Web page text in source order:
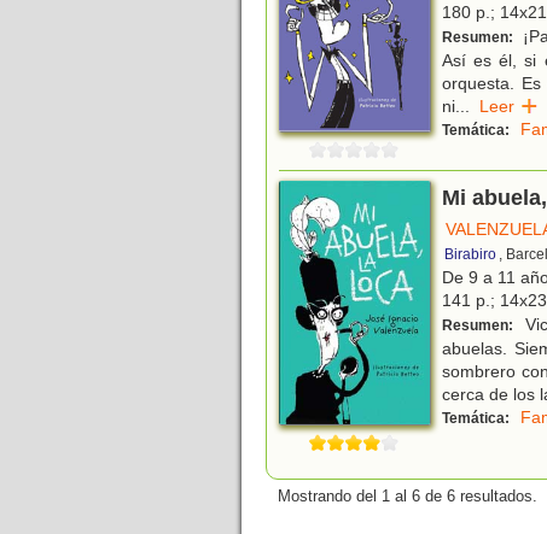
180 p.;
Resumen:
Así es él, si
orquesta.
ni
Leer
Temática:
Mi
Birabiro ,
De 9 a 11
141 p.;
Resumen:
abuelas.
sombrero
cerca de los
Temática:
Mostrando del 1 al 6 de 6 resultados.